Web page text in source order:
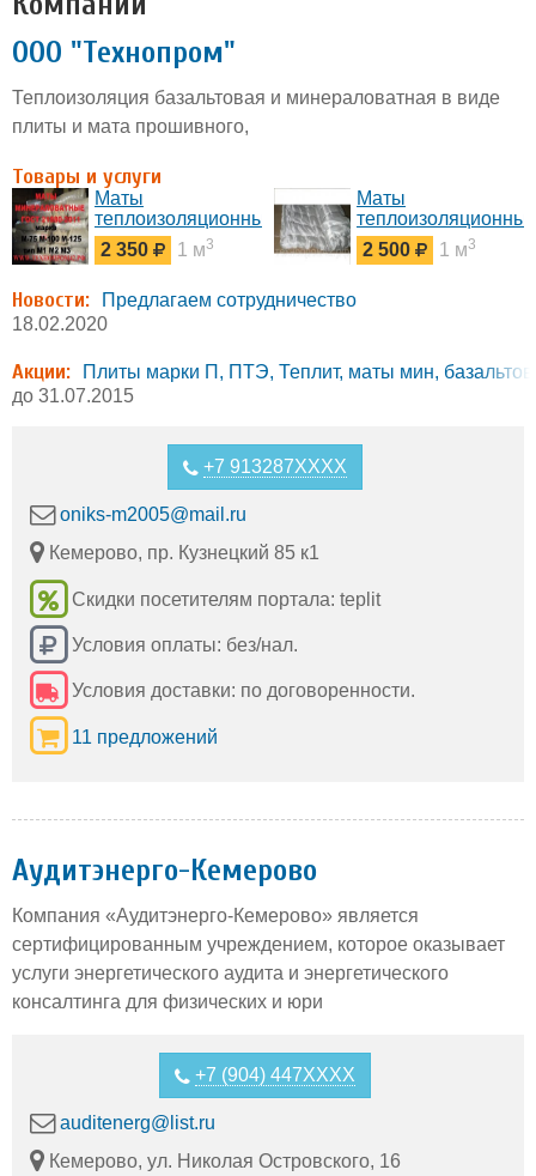
ООО "Технопром"
Теплоизоляция базальтовая и минераловатная в виде
плиты и мата прошивного,
Товары и услуги
Маты
теплоизоляционные
базальтовые
прошивные марки
МБТВ, МПБ,
МТБЗО
2 350 1 м3
Маты
из базальтового
волокна
2 500 1 м3
Новости:
Предлагаем сотрудничество
18.02.2020
Акции:
Плиты марки П, ПТЭ, Теплит, маты мин,
до 31.07.2015
+7 913287XXXX
oniks-m2005@mail.ru
Кемерово, пр. Кузнецкий 85 к1
Скидки посетителям портала: teplit
Условия оплаты: без/нал.
Условия доставки: по договоренности.
11 предложений
Аудитэнерго-Кемерово
Компания «Аудитэнерго-Кемерово» является
сертифицированным учреждением, которое оказывает
услуги энергетического аудита и энергетического
консалтинга для физических и юри
+7 (904) 447XXXX
auditenerg@list.ru
Кемерово, ул. Николая Островского, 16